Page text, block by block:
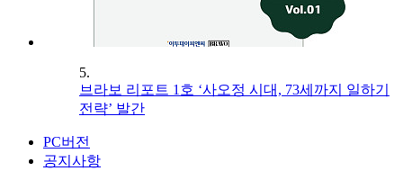
5.
브라보 리포트 1호 ‘사오정 시대, 73세까지 일하기
전략’ 발간
PC버전
공지사항